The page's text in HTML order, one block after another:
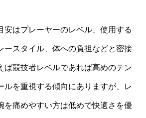
安はプレーヤーのレベル、使用する
ースタイル、体への負担などと密接
ば競技者レベルであれば高めのテン
ルを重視する傾向にありますが、レ
を痛めやすい方は低めで快適さを優